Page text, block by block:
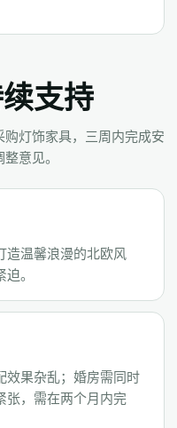
支持
灯饰家具，三周内完成安
意见。
造温馨浪漫的北欧风
。
效果杂乱；婚房需同时
张，需在两个月内完